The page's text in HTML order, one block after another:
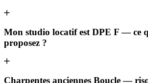
Mon studio locatif est DPE F — ce
proposez ?
Charpentes anciennes Boucle —